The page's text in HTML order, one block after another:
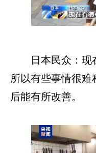
日本民众：现
所以有些事情很
后能有所改善。